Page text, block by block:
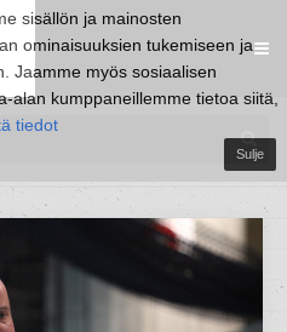
sisällön ja mainosten
ominaisuuksien tukemiseen ja
Jaamme myös sosiaalisen
alan kumppaneillemme tietoa siitä,
tiedot
Sulje